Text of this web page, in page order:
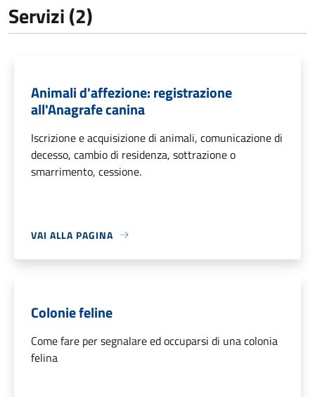
Servizi (2)
Animali d'affezione: registrazione
all'Anagrafe canina
Iscrizione e acquisizione di animali, comunicazione di
decesso, cambio di residenza, sottrazione o
smarrimento, cessione.
VAI ALLA PAGINA
Colonie feline
Come fare per segnalare ed occuparsi di una colonia
felina